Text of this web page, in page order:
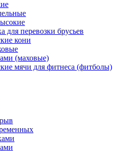
для перевозки брусьев
кони
(маховые)
мячи для фитнеса (фитболы)